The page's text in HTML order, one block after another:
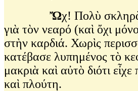
Ὤχ! Πολὺ
γιὰ τὸν νεαρό (καὶ ὄχι
στὴν καρδιά. Χωρὶς
κατέβασε λυπημένος τὸ
μακριὰ καὶ αὐτὸ διότι
καὶ πλούτη.